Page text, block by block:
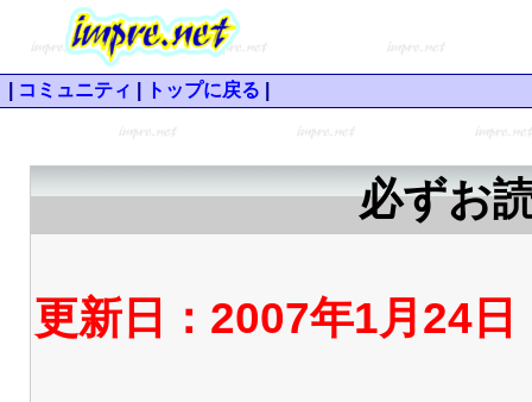
コミュニティ トップに戻る
必ずお
更新日：2007年1月24日